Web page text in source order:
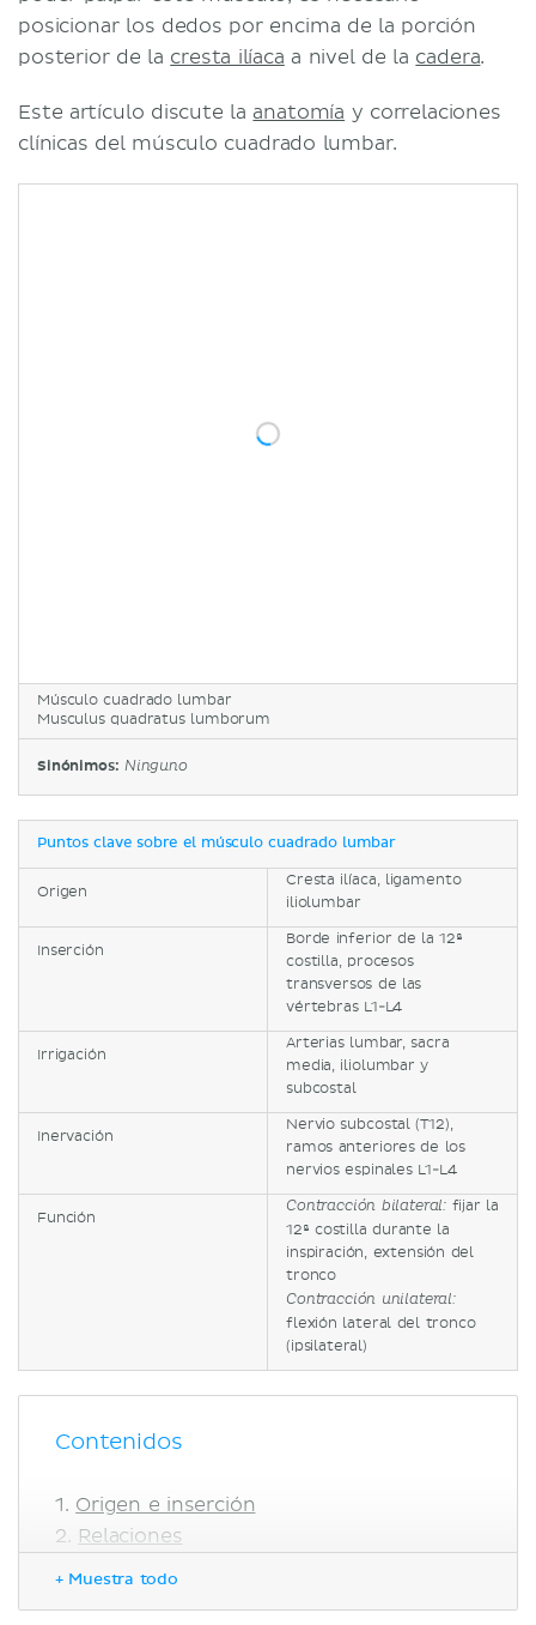
Músculo cuadrado lumbar
Musculus quadratus lumborum
Sinónimos: Ninguno
posicionar los dedos por encima de la porción
posterior de la cresta ilíaca a nivel de la cadera.
Este artículo discute la anatomía y correlaciones
clínicas del músculo cuadrado lumbar.
Puntos clave sobre el músculo cuadrado lumbar
Origen
Cresta ilíaca, ligamento
iliolumbar
Inserción
Borde inferior de la 12ª
costilla, procesos
transversos de las
vértebras L1-L4
Irrigación
Arterias lumbar, sacra
media, iliolumbar y
subcostal
Inervación
Nervio subcostal (T12),
ramos anteriores de los
nervios espinales L1-L4
Función
Contracción bilateral: fijar la
12ª costilla durante la
inspiración, extensión del
tronco
Contracción unilateral:
flexión lateral del tronco
(ipsilateral)
Contenidos
Origen e inserción
Relaciones
+ Muestra todo